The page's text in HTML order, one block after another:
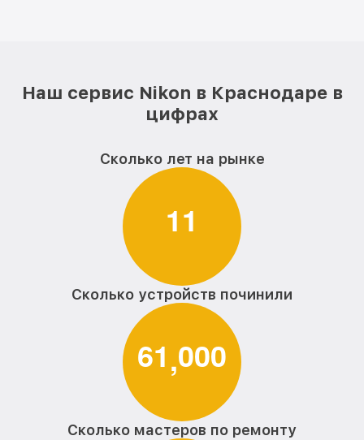
Наш сервис Nikon в Краснодаре в
цифрах
Сколько лет на рынке
11
Сколько устройств починили
61,000
Сколько мастеров по ремонту